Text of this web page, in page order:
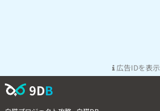
広告IDを表示
9DB